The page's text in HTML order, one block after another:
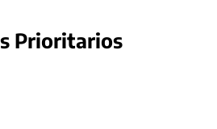
Prioritarios